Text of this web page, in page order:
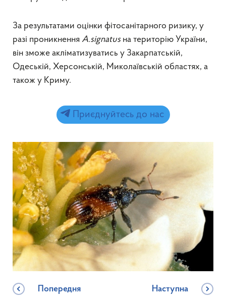
За результатами оцінки фітосанітарного ризику, у
разі проникнення A.signatusна територію України,
він зможе акліматизуватись у Закарпатській,
Одеській, Херсонській, Миколаївській областях, а
також у Криму.
Приєднуйтесь до нас
Попередня Наступна